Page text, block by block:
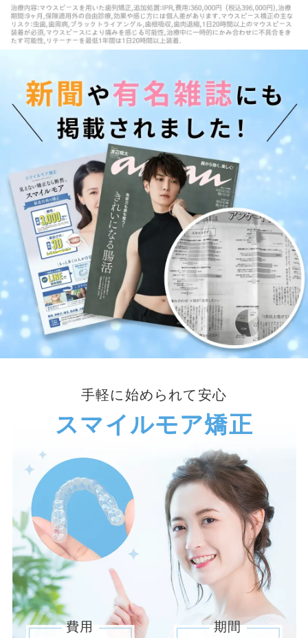
手軽に始められて安心
スマイルモア矯正
費用 期間